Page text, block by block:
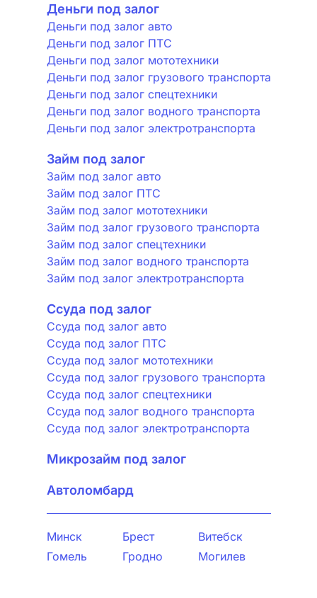
Деньги под залог
Деньги под залог авто
Деньги под залог ПТС
Деньги под залог мототехники
Деньги под залог грузового транспорта
Деньги под залог спецтехники
Деньги под залог водного транспорта
Деньги под залог электротранспорта
Займ под залог
Займ под залог авто
Займ под залог ПТС
Займ под залог мототехники
Займ под залог грузового транспорта
Займ под залог спецтехники
Займ под залог водного транспорта
Займ под залог электротранспорта
Ссуда под залог
Ссуда под залог авто
Ссуда под залог ПТС
Ссуда под залог мототехники
Ссуда под залог грузового транспорта
Ссуда под залог спецтехники
Ссуда под залог водного транспорта
Ссуда под залог электротранспорта
Микрозайм под залог
Автоломбард
Минск Брест
Витебск
Гомель
Гродно Могилев